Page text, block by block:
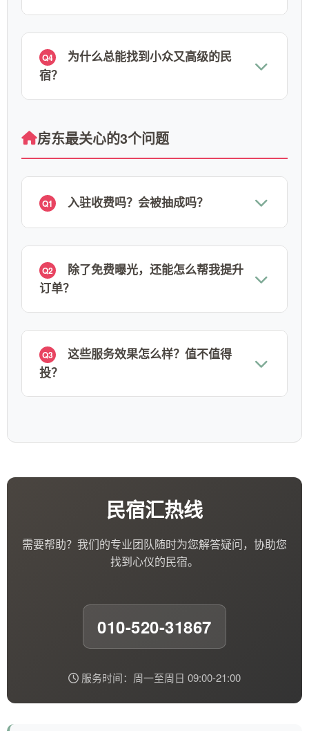
Q4
为什么总能找到小众又高级的民
宿？
房东最关心的3个问题
Q1 入驻收费吗？会被抽成吗？
Q2
除了免费曝光，还能怎么帮我提升
订单？
Q3
这些服务效果怎么样？值不值得
投？
民宿汇热线
需要帮助？我们的专业团队随时为您解答疑问，协助您
找到心仪的民宿。
010-520-31867
服务时间：周一至周日 09:00-21:00